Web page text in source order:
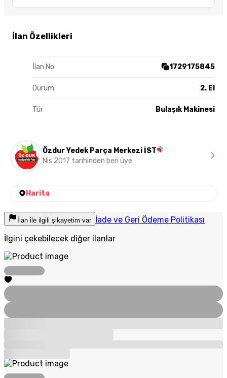
İlan Özellikleri
İlan No 1729175845
Durum 2. El
Tür Bulaşık Makinesi
Özdur Yedek Parça Merkezi İST
Nis 2017 tarihinden beri üye
Harita
İlan ile ilgili şikayetim var İade ve Geri Ödeme Politikası
İlgini çekebilecek diğer ilanlar